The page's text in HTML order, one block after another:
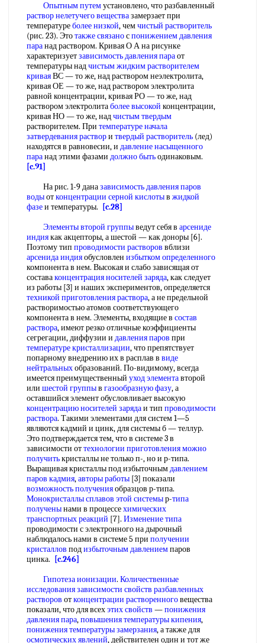
Опытным путемустановлено, что разбавленный
раствор нелетучего веществазамерзает при
температуреболее низкой, чемчистый растворитель
(рис. 23). Этотакже связаноспонижением давления
паранад раствором. Кривая О А на рисунке
характеризуетзависимость давления параот
температуры надчистым жидкимрастворителем
криваяВС — то же, над раствором неэлектролита,
кривая ОЕ — то же, над раствором электролита
равной концентрации, кривая РО — то же, над
раствором электролитаболее высокой концентрации,
кривая НО — то же, надчистым твердым
растворителем. При температуре начала
затвердевания раствори твердый растворитель (лед)
находятся в равновесии, и давление насыщенного
паранад этими фазами должно бытьодинаковым.
[c.91]
На рис. 1-9 даназависимость давления паров
водыотконцентрации серной кислотыв жидкой
фазеи температуры.
[c.28]
Элементы второй группыведут себя в арсениде
индиякак акцепторы, а шестой — как доноры [6].
Поэтому тип проводимости растворов вблизи
арсенида индияобусловлен избытком определенного
компонента в нем. Высокая и слабо зависящая от
составаконцентрация носителей заряда, как следует
из работы [3] и наших экспериментов, определяется
техникой приготовления раствора, а не предельной
растворимостью атомов соответствующего
компонента в нем. Элементы, входящие в состав
раствора, имеют резко отличные коэффициенты
сегрегации, диффузии и давления паров при
температуре кристаллизации, что препятствует
попарному внедрению их в расплав в виде
нейтральныхобразований. По-видимому, всегда
имеется преимущественный уход элементавторой
или шестой группыв газообразную фазу, а
оставшийся элемент обусловливает высокую
концентрацию носителей зарядаи тип проводимости
раствора. Такими элементами для систем 1—5
являются кадмий и цинк, для системы б — теллур.
Это подтверждается тем, что в системе 3 в
зависимости оттехнологии приготовленияможно
получитькристаллы не только п-, но и р-типа.
Выращивая кристаллы под избыточнымдавлением
паров кадмия,авторы работы [3] показали
возможность полученияобразцов р-типа.
Монокристаллы сплавов этой системыр-типа
полученынами в процессехимических
транспортных реакций [7]. Изменение типа
проводимости с электронного на дырочный
наблюдалось нами в системе 5 при получении
кристаллов подизбыточным давлениемпаров
цинка.
[c.246]
Гипотеза ионизации. Количественные
исследованиязависимости свойств разбавленных
растворов отконцентрации растворенноговещества
показали, что для всехэтих свойств —понижения
давления пара,повышения температуры кипения,
понижения температуры замерзания, а также для
осмотических явлений, действителен один и тот же